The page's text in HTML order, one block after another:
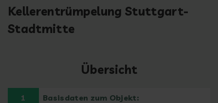
Kellerentrümpelung Stuttgart-
Stadtmitte
Übersicht
1 Basisdaten zum Objekt: